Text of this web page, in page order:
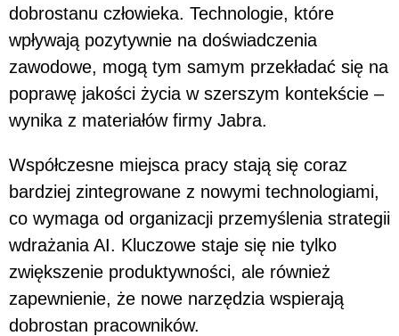
dobrostanu człowieka. Technologie, które
wpływają pozytywnie na doświadczenia
zawodowe, mogą tym samym przekładać się na
poprawę jakości życia w szerszym kontekście –
wynika z materiałów firmy Jabra.
Współczesne miejsca pracy stają się coraz
bardziej zintegrowane z nowymi technologiami,
co wymaga od organizacji przemyślenia strategii
wdrażania AI. Kluczowe staje się nie tylko
zwiększenie produktywności, ale również
zapewnienie, że nowe narzędzia wspierają
dobrostan pracowników.